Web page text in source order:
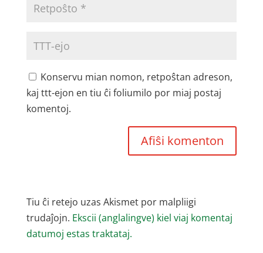
Konservu mian nomon, retpoŝtan adreson,
kaj ttt-ejon en tiu ĉi foliumilo por miaj postaj
komentoj.
Tiu ĉi retejo uzas Akismet por malpliigi
trudaĵojn. Ekscii (anglalingve) kiel viaj komentaj
datumoj estas traktataj.